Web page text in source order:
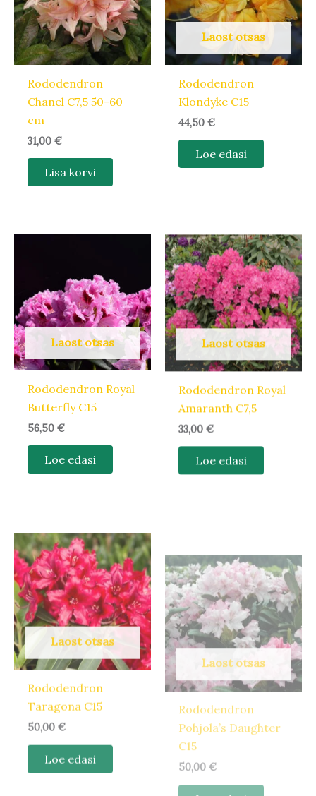
Rododendron
Chanel C7,5 50-60
cm
31,00€
Lisa korvi
Laost otsas
Rododendron
Klondyke C15
44,50€
Loe edasi
Laost otsas
Rododendron Royal
Butterfly C15
56,50€
Loe edasi
Laost otsas
Rododendron Royal
Amaranth C7,5
33,00€
Loe edasi
Laost otsas
Taragona C15
50,00€
Loe edasi
Laost otsas
Pohjola’s Daughter
C15
50,00€
Loe edasi